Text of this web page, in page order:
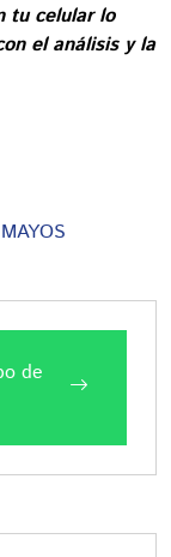
tu celular lo
el análisis y la
de